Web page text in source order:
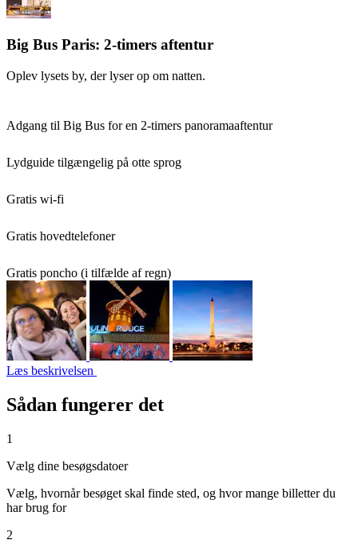
Big Bus Paris: 2-timers aftentur
Oplev lysets by, der lyser op om natten.
Adgang til Big Bus for en 2-timers panoramaaftentur
Lydguide tilgængelig på otte sprog
Gratis wi-fi
Gratis hovedtelefoner
Gratis poncho (i tilfælde af regn)
Læs beskrivelsen
Sådan fungerer det
1
Vælg dine besøgsdatoer
Vælg, hvornår besøget skal finde sted, og hvor mange billetter du
har brug for
2